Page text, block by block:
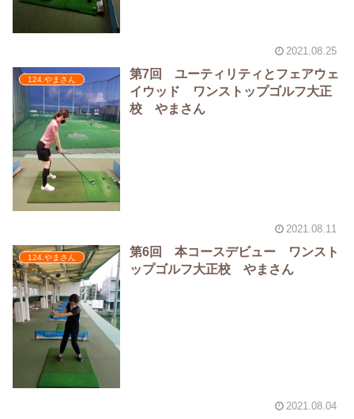
2021.08.25
124.やまさん
第7回 ユーティリティとフェアウェ
イウッド ワンストップゴルフ大正
校 やまさん
2021.08.11
124.やまさん
第6回 本コースデビュー ワンスト
ップゴルフ大正校 やまさん
2021.08.04